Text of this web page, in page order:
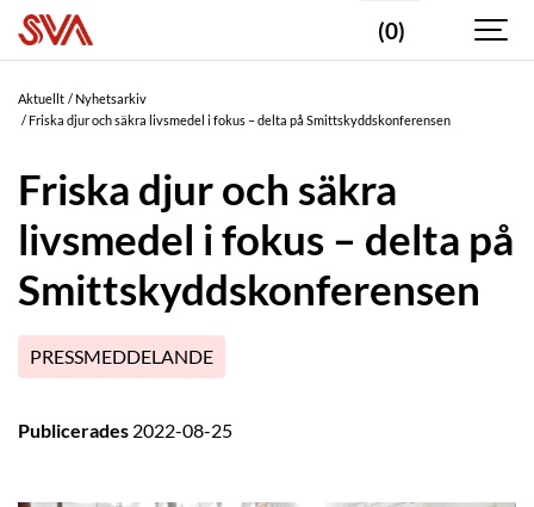
(0)
Aktuellt
Nyhetsarkiv
Friska djur och säkra livsmedel i fokus – delta på Smittskyddskonferensen
Friska djur och säkra
livsmedel i fokus – delta på
Smittskyddskonferensen
PRESSMEDDELANDE
Publicerades 2022-08-25